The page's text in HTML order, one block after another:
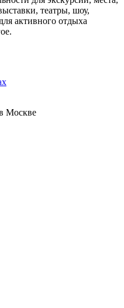
театры, шоу,
активного отдыха
Москве